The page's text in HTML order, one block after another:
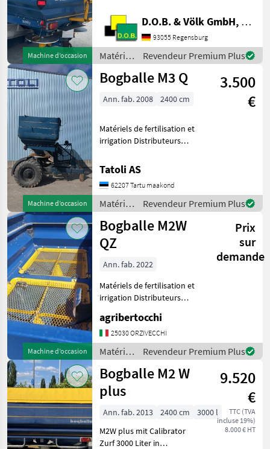
Machine d’occasion
ISOBUS - Abdeckplane
Verkauf im Kundenauftrag
Sprechen Sie uns für
weitere Informationen oder
ein
D.O.B. & Völk GmbH, Filiale Regensburg
93055 Regensburg
Matériels
de
fertilisation
irrigation
Bogballe
Revendeur Premium Plus
Machine d’occasion
Bogballe M3 Q
3.500
€
Ann. fab. 2008 2400 cm
Matériels de fertilisation et
irrigation Distributeurs
Tatoli AS
62207 Tartu maakond
Matériels
de
fertilisation
et
irrigation
/
Revendeur Premium Plus
Machine d’occasion
Bogballe M2W
QZ
Prix
sur
demande
Ann. fab. 2022
Matériels de fertilisation et
irrigation Distributeurs
agribertocchi
25030 ORZIVECCHI
Matériels
de
fertilisation
et
irrigation
/
Revendeur Premium Plus
Bogballe M2 W
plus
9.520
€
TTC (TVA
incluse 19%)
8.000 € HT
Ann. fab. 2013 2400 cm
3000 l
M2W plus mit Calibrator
Zurf 3000 Liter in